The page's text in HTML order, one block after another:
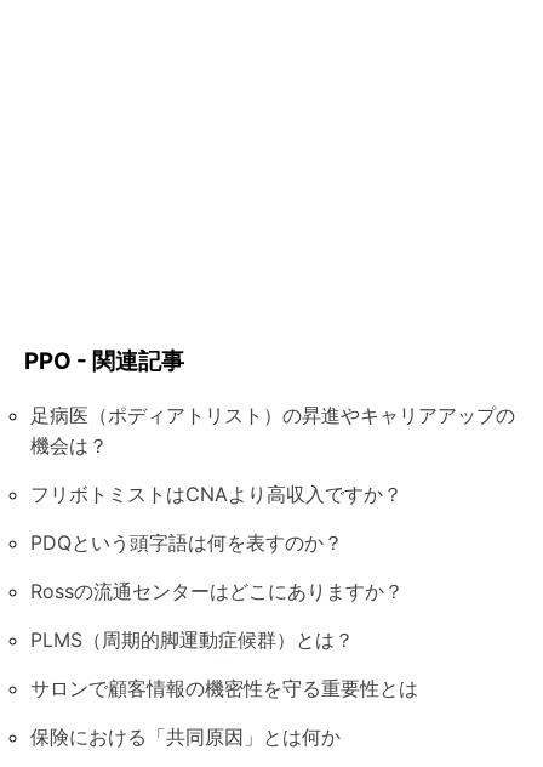
PPO - 関連記事
足病医（ポディアトリスト）の昇進やキャリアアップの
機会は？
フリボトミストはCNAより高収入ですか？
PDQという頭字語は何を表すのか？
Rossの流通センターはどこにありますか？
PLMS（周期的脚運動症候群）とは？
サロンで顧客情報の機密性を守る重要性とは
保険における「共同原因」とは何か